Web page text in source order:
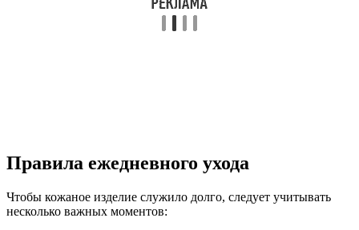
Правила ежедневного ухода
Чтобы кожаное изделие служило долго, следует учитывать
несколько важных моментов: